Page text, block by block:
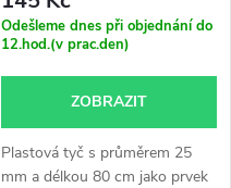
Odešleme dnes při objednání do
12.hod.(v prac.den)
ZOBRAZIT
Plastová tyč s průměrem 25
mm a délkou 80 cm jako prvek